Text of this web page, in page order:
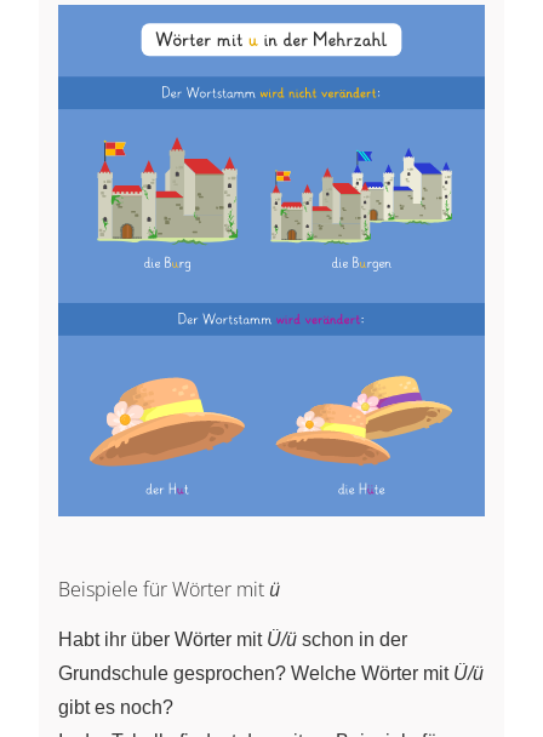
Beispiele für Wörter mit ü
Habt ihr über Wörter mit Ü/ü schon in der
Grundschule gesprochen? Welche Wörter mit Ü/ü
gibt es noch?